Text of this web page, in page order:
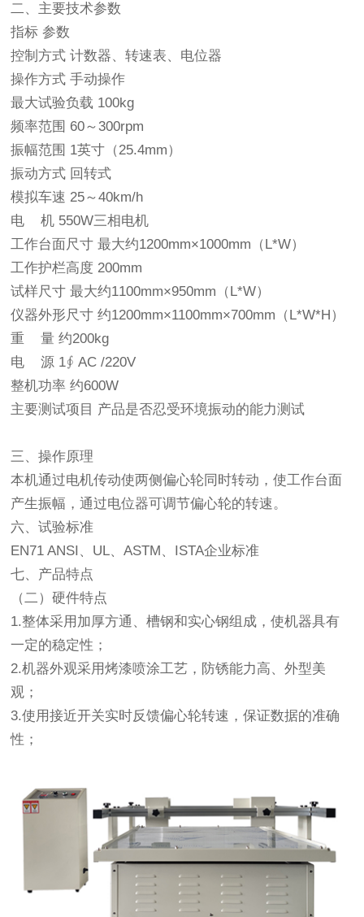
二、主要技术参数
指标 参数
控制方式 计数器、转速表、电位器
操作方式 手动操作
最大试验负载 100kg
频率范围 60～300rpm
振幅范围 1英寸（25.4mm）
振动方式 回转式
模拟车速 25～40km/h
电 机 550W三相电机
工作台面尺寸 最大约1200mm×1000mm（L*W）
工作护栏高度 200mm
试样尺寸 最大约1100mm×950mm（L*W）
仪器外形尺寸 约1200mm×1100mm×700mm（L*W*H）
重 量 约200kg
电 源 1∮ AC /220V
整机功率 约600W
主要测试项目 产品是否忍受环境振动的能力测试
三、操作原理
本机通过电机传动使两侧偏心轮同时转动，使工作台面
产生振幅，通过电位器可调节偏心轮的转速。
六、试验标准
EN71 ANSI、UL、ASTM、ISTA企业标准
七、产品特点
（二）硬件特点
1.整体采用加厚方通、槽钢和实心钢组成，使机器具有
一定的稳定性；
2.机器外观采用烤漆喷涂工艺，防锈能力高、外型美
观；
3.使用接近开关实时反馈偏心轮转速，保证数据的准确
性；